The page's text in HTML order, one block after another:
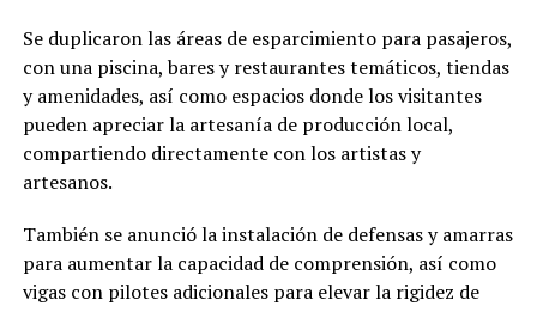
Se duplicaron las áreas de esparcimiento para pasajeros,
con una piscina, bares y restaurantes temáticos, tiendas
y amenidades, así como espacios donde los visitantes
pueden apreciar la artesanía de producción local,
compartiendo directamente con los artistas y
artesanos.
También se anunció la instalación de defensas y amarras
para aumentar la capacidad de comprensión, así como
vigas con pilotes adicionales para elevar la rigidez de